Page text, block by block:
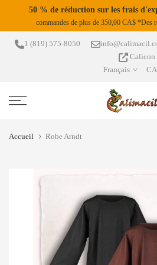
contenu
50 % de réduction sur les frais
commandes de plus de 350,00 CA$ *Des
1 (819) 575-8050
Calicon
Français
Accueil Robe Arndt